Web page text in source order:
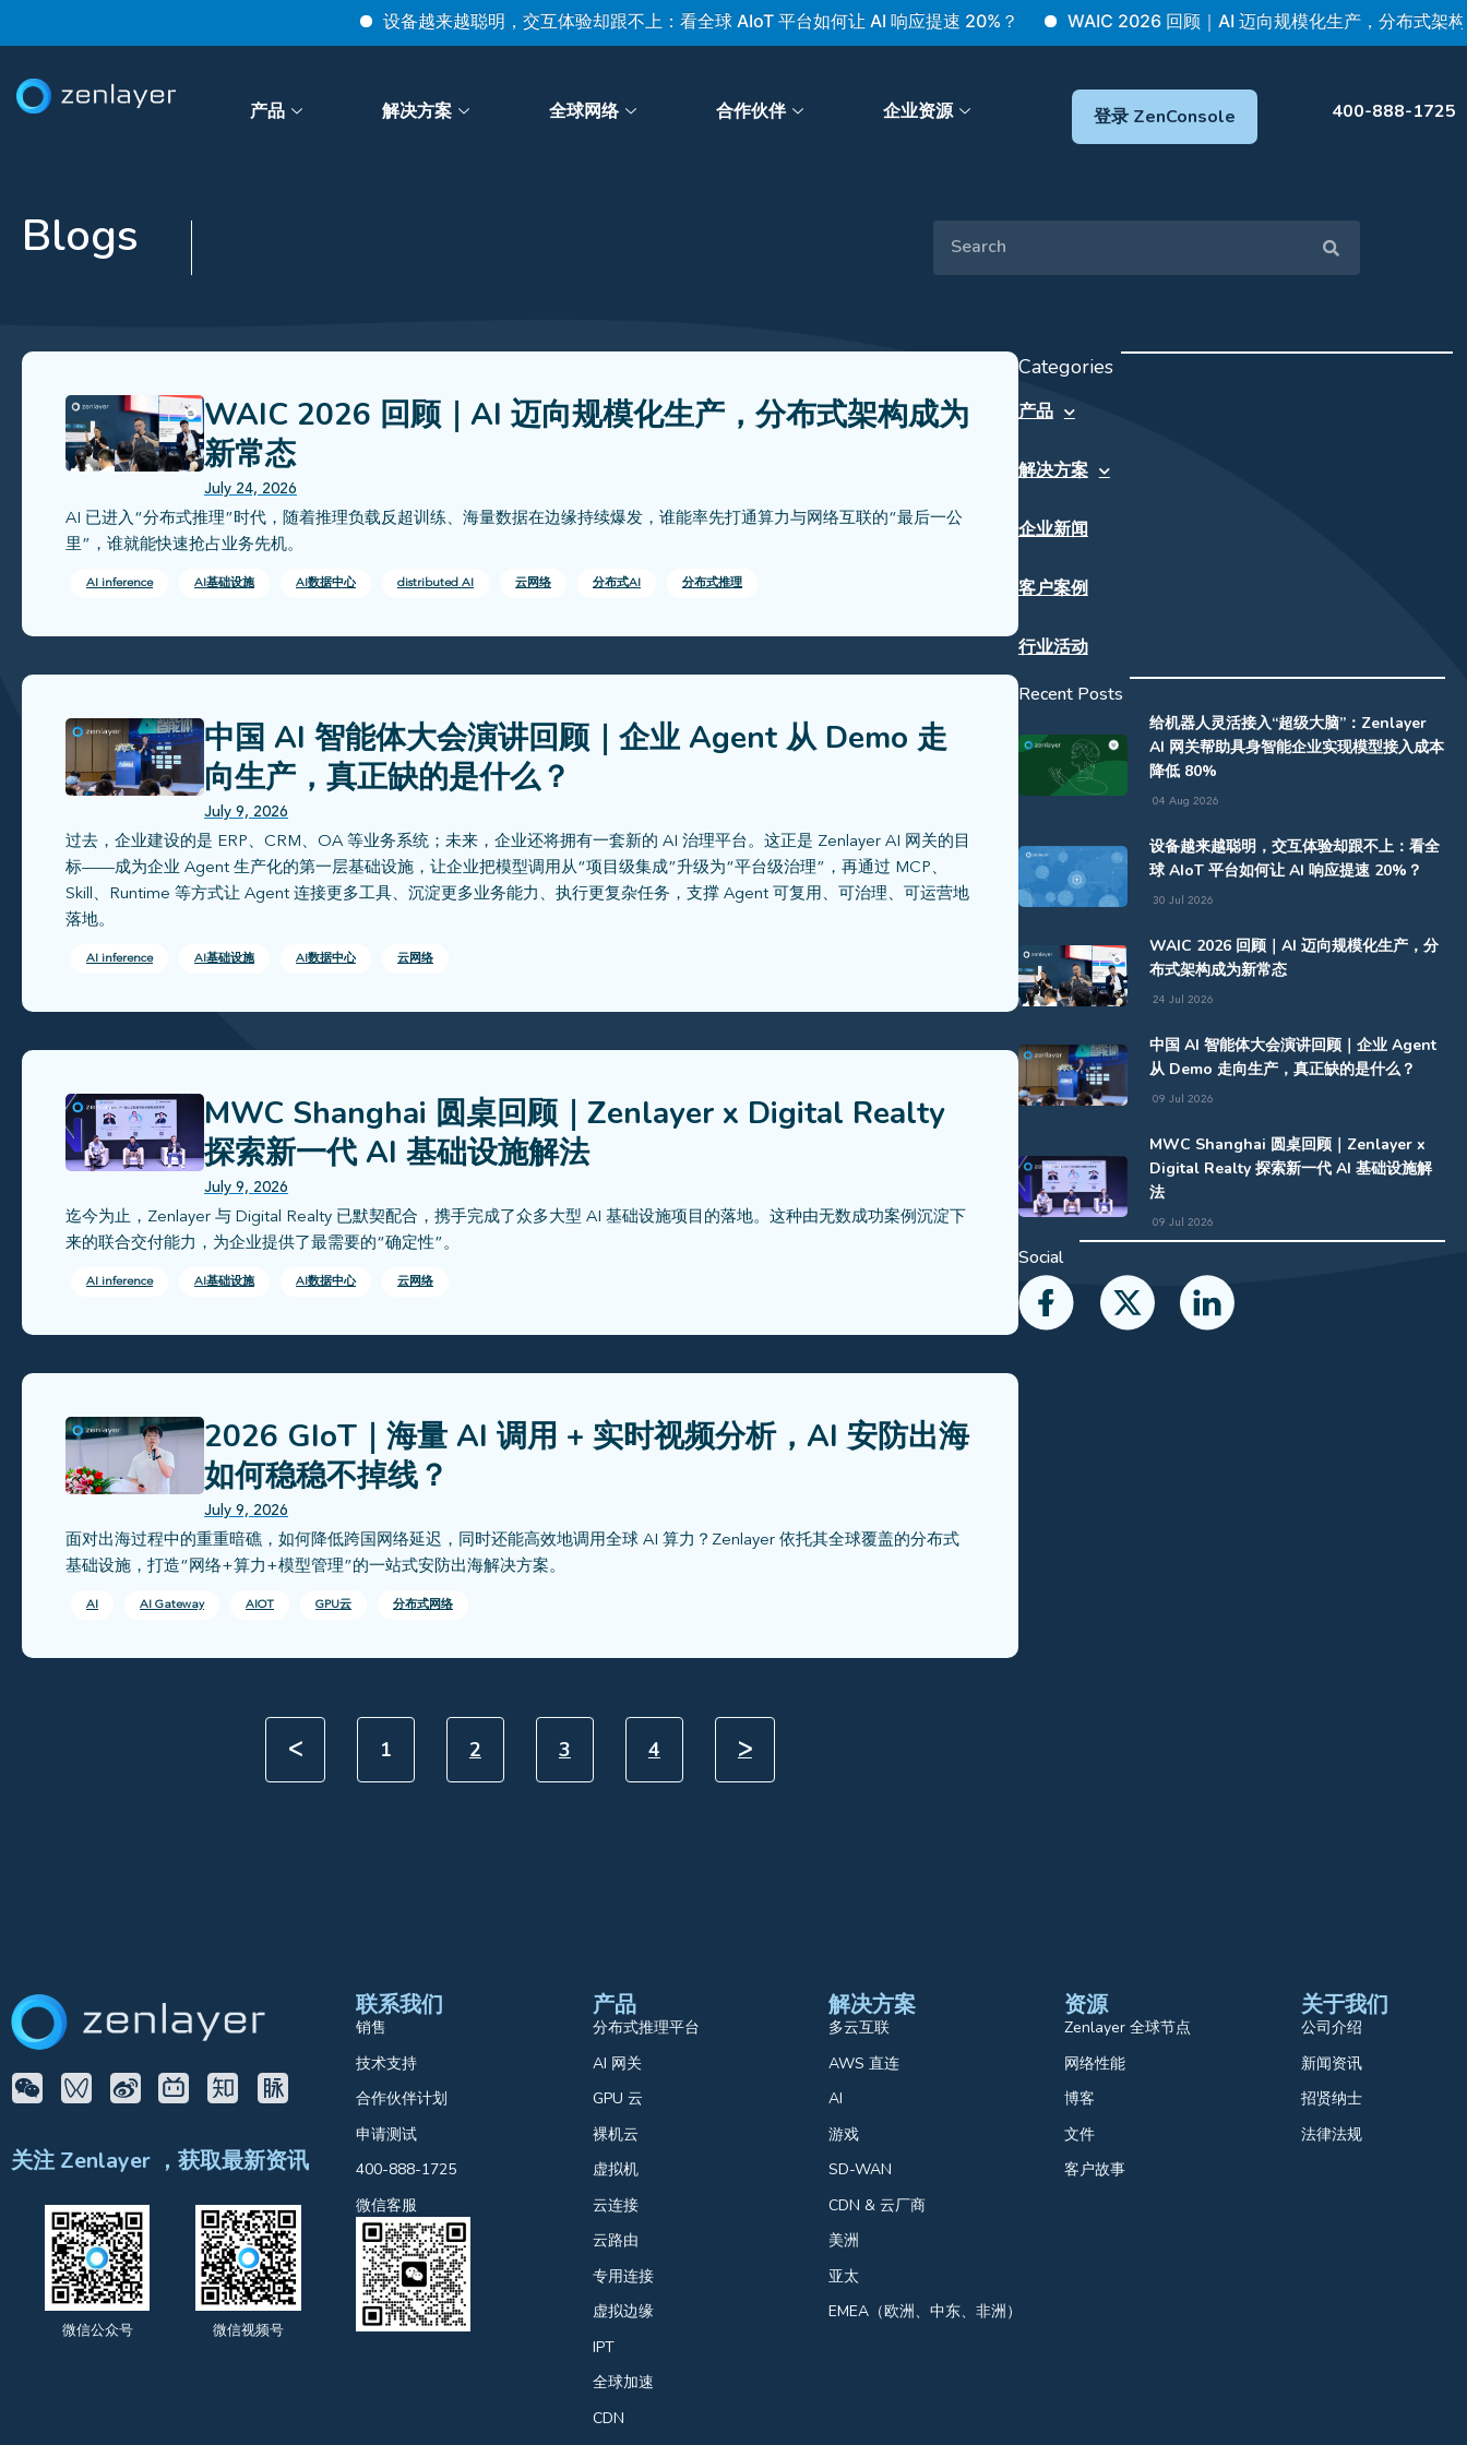
设备越来越聪明，交互体验却跟不上：看全球 AIoT 平台如何让 AI 响应提速 20%？ WAIC 2026 回顾｜AI 迈向规模化生产，分布式架构成
产品 解决方案 全球网络 合作伙伴 企业资源 登录 ZenConsole 400-888-1725
Blogs
WAIC 2026 回顾｜AI 迈向规模化生产，分布式架构成为
新常态
July 24, 2026
AI 已进入“分布式推理”时代，随着推理负载反超训练、海量数据在边缘持续爆发，谁能率先打通算力与网络互联的“最后一公
里”，谁就能快速抢占业务先机。
AI inference AI基础设施 AI数据中心 distributed AI 云网络 分布式AI 分布式推理
中国 AI 智能体大会演讲回顾｜企业 Agent 从 Demo 走
向生产，真正缺的是什么？
July 9, 2026
过去，企业建设的是 ERP、CRM、OA 等业务系统；未来，企业还将拥有一套新的 AI 治理平台。这正是 Zenlayer AI 网关的目
标——成为企业 Agent 生产化的第一层基础设施，让企业把模型调用从“项目级集成”升级为“平台级治理”，再通过 MCP、
Skill、Runtime 等方式让 Agent 连接更多工具、沉淀更多业务能力、执行更复杂任务，支撑 Agent 可复用、可治理、可运营地
落地。
AI inference AI基础设施 AI数据中心 云网络
MWC Shanghai 圆桌回顾｜Zenlayer x Digital Realty
探索新一代 AI 基础设施解法
July 9, 2026
迄今为止，Zenlayer 与 Digital Realty 已默契配合，携手完成了众多大型 AI 基础设施项目的落地。这种由无数成功案例沉淀下
来的联合交付能力，为企业提供了最需要的“确定性”。
AI inference AI基础设施 AI数据中心 云网络
2026 GIoT｜海量 AI 调用 + 实时视频分析，AI 安防出海
如何稳稳不掉线？
July 9, 2026
面对出海过程中的重重暗礁，如何降低跨国网络延迟，同时还能高效地调用全球 AI 算力？Zenlayer 依托其全球覆盖的分布式
基础设施，打造“网络+算力+模型管理”的一站式安防出海解决方案。
AI AI Gateway AIOT GPU云 分布式网络
ᐸ 1 2 3 4 ᐳ
Categories
产品
解决方案
企业新闻
客户案例
行业活动
Recent Posts
给机器人灵活接入“超级大脑”：Zenlayer
AI 网关帮助具身智能企业实现模型接入成本
降低 80%
04 Aug 2026
设备越来越聪明，交互体验却跟不上：看全
球 AIoT 平台如何让 AI 响应提速 20%？
30 Jul 2026
WAIC 2026 回顾｜AI 迈向规模化生产，分
布式架构成为新常态
24 Jul 2026
中国 AI 智能体大会演讲回顾｜企业 Agent
从 Demo 走向生产，真正缺的是什么？
09 Jul 2026
MWC Shanghai 圆桌回顾｜Zenlayer x
Digital Realty 探索新一代 AI 基础设施解
法
09 Jul 2026
Social
关注 Zenlayer ，获取最新资讯
微信公众号 微信视频号
联系我们
销售
技术支持
合作伙伴计划
申请测试
400-888-1725
微信客服
产品
分布式推理平台
AI 网关
GPU 云
裸机云
虚拟机
云连接
云路由
专用连接
虚拟边缘
IPT
全球加速
CDN
解决方案
多云互联
AWS 直连
AI
游戏
SD-WAN
CDN & 云厂商
美洲
亚太
EMEA（欧洲、中东、非洲）
资源
Zenlayer 全球节点
网络性能
博客
文件
客户故事
关于我们
公司介绍
新闻资讯
招贤纳士
法律法规